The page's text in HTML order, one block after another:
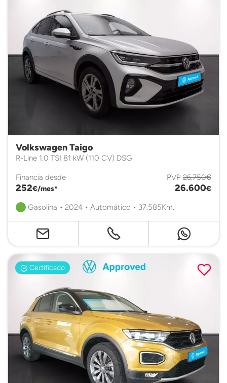
Volkswagen Taigo
R-Line 1.0 TSI 81 kW (110 CV) DSG
Financia desde
252€/mes*
PVP 26.750€
26.600€
Gasolina • 2024 • Automático • 37.585Km.
Certificado